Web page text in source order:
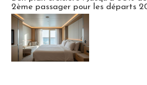
2ème passager pour les départs